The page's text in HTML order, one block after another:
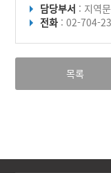
담당부서 : 지역
전화 : 02-704-
목록